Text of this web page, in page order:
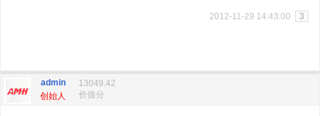
2012-11-29 14:43:00 3
admin
创始人
13049.42
价值分